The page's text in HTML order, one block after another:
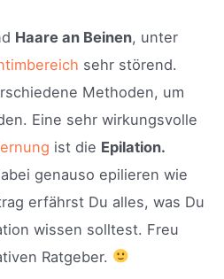
Haare an Beinen, unter
sehr störend.
Methoden, um
Eine sehr wirkungsvolle
ist die Epilation.
genauso epilieren wie
erfährst Du alles, was Du
wissen solltest. Freu
Ratgeber.